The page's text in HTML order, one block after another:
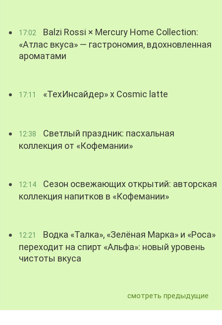
17:02
Balzi Rossi × Mercury Home Collection:
«Атлас вкуса» — гастрономия, вдохновленная
ароматами
17:11 «ТехИнсайдер» х Cosmic latte
12:38
Светлый праздник: пасхальная
коллекция от «Кофемании»
12:14
Сезон освежающих открытий: авторская
коллекция напитков в «Кофемании»
12:21
Водка «Талка», «Зелёная Марка» и «Роса»
переходит на спирт «Альфа»: новый уровень
чистоты вкуса
смотреть предыдущие